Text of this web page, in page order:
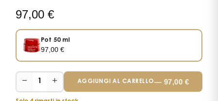
97,00 €
Pot 50 ml
97,00€
− 1 + AGGIUNGI AL CARRELLO— 97,00 €